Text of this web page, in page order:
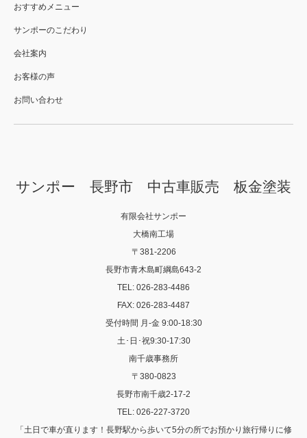
おすすめメニュー
サンポーのこだわり
会社案内
お客様の声
お問い合わせ
サンポー 長野市 中古車販売 板金塗装
有限会社サンポー
大橋南工場
〒381-2206
長野市青木島町綱島643-2
TEL: 026-283-4486
FAX: 026-283-4487
受付時間 月-金 9:00-18:30
土･日･祝9:30-17:30
南千歳事務所
〒380-0823
長野市南千歳2-17-2
TEL: 026-227-3720
「土日で車が直ります！長野駅から歩いて5分の所でお預かり旅行帰りに修